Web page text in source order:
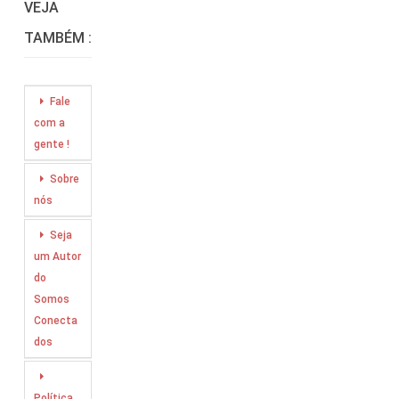
VEJA
TAMBÉM :
Fale
com a
gente !
Sobre
nós
Seja
um Autor
do
Somos
Conecta
dos